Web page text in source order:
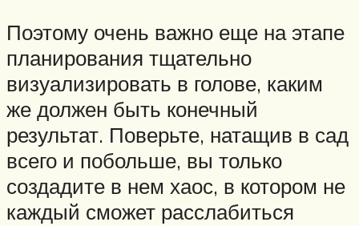
Поэтому очень важно еще на этапе
планирования тщательно
визуализировать в голове, каким
же должен быть конечный
результат. Поверьте, натащив в сад
всего и побольше, вы только
создадите в нем хаос, в котором не
каждый сможет расслабиться